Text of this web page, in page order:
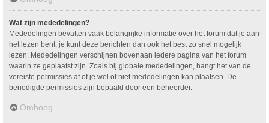
Wat zijn mededelingen?
Mededelingen bevatten vaak belangrijke informatie over het forum dat je aan
het lezen bent, je kunt deze berichten dan ook het best zo snel mogelijk
lezen. Mededelingen verschijnen bovenaan iedere pagina van het forum
waarin ze geplaatst zijn. Zoals bij globale mededelingen, hangt het van de
vereiste permissies af of je wel of niet mededelingen kan plaatsen. De
benodigde permissies zijn bepaald door een beheerder.
Omhoog